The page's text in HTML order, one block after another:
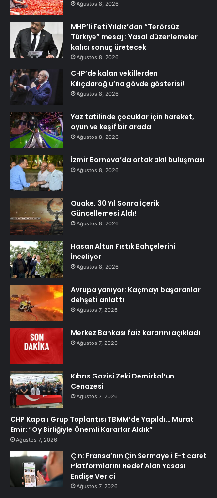
Ağustos 8, 2026
MHP’li Feti Yıldız’dan “Terörsüz
Türkiye” mesajı: Yasal düzenlemeler
kalıcı sonuç üretecek
Ağustos 8, 2026
CHP’de kalan vekillerden
Kılıçdaroğlu’na gövde gösterisi!
Ağustos 8, 2026
Yaz tatilinde çocuklar için hareket,
oyun ve keşif bir arada
Ağustos 8, 2026
İzmir Bornova’da ortak akıl buluşması
Ağustos 8, 2026
Quake, 30 Yıl Sonra İçerik
Güncellemesi Aldı!
Ağustos 8, 2026
Hasan Altun Fıstık Bahçelerini
İnceliyor
Ağustos 8, 2026
Avrupa yanıyor: Kaçmayı başaranlar
dehşeti anlattı
Ağustos 7, 2026
Merkez Bankası faiz kararını açıkladı
Ağustos 7, 2026
Kıbrıs Gazisi Zeki Demirkol’un
Cenazesi
Ağustos 7, 2026
CHP Kapalı Grup Toplantısı TBMM’de Yapıldı… Murat
Emir: “Oy Birliğiyle Önemli Kararlar Aldık”
Ağustos 7, 2026
Çin: Fransa’nın Çin Sermayeli E-ticaret
Platformlarını Hedef Alan Yasası
Endişe Verici
Ağustos 7, 2026